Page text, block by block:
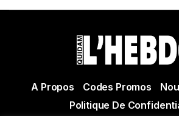
A Propos Codes Promos
Politique De